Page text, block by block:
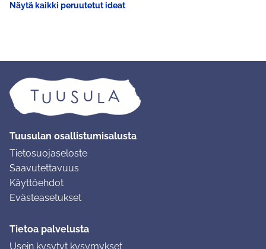
Näytä kaikki peruutetut ideat
Tuusulan osallistumisalusta
Tietosuojaseloste
Saavutettavuus
Käyttöehdot
Evästeasetukset
Tietoa palvelusta
Usein kysytyt kysymykset